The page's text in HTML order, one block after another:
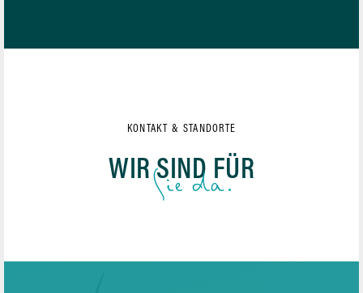
KONTAKT & STANDORTE
WIR SIND FÜR
Sie da.